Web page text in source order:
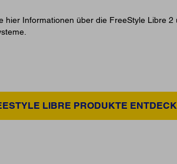
hier Informationen über die FreeStyle Libre 2
LIBRE PRODUKTE